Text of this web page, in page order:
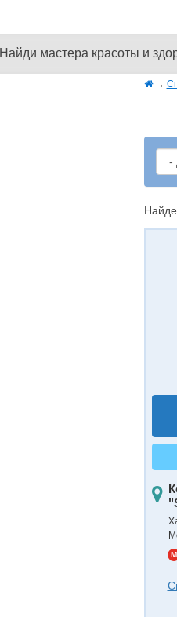
Найди мастера красоты и
→
M